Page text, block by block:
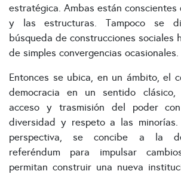
estratégica. Ambas están conscientes
y las estructuras. Tampoco se
búsqueda de construcciones sociales
de simples convergencias ocasionales.
Entonces se ubica, en un ámbito, el
democracia en un sentido
acceso y trasmisión del poder
diversidad y respeto a las
perspectiva, se concibe a la
referéndum para impulsar
permitan construir una nueva